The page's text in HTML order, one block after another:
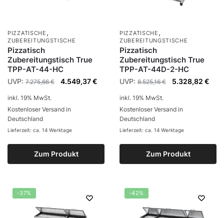
PIZZATISCHE ,
ZUBEREITUNGSTISCHE
Pizzatisch
Zubereitungstisch True
TPP-AT-44-HC
UVP: 7.275,66€ 4.549,37€
Zum Produkt
inkl. 19% MwSt.
Kostenloser Versand in
Deutschland
Lieferzeit: ca. 14 Werktage
PIZZATISCHE ,
ZUBEREITUNGSTISCHE
Pizzatisch
Zubereitungstisch True
TPP-AT-44D-2-HC
UVP: 8.525,16€ 5.328,82 €
Zum Produkt
inkl. 19% MwSt.
Kostenloser Versand in
Deutschland
Lieferzeit: ca. 14 Werktage
-37% -42%